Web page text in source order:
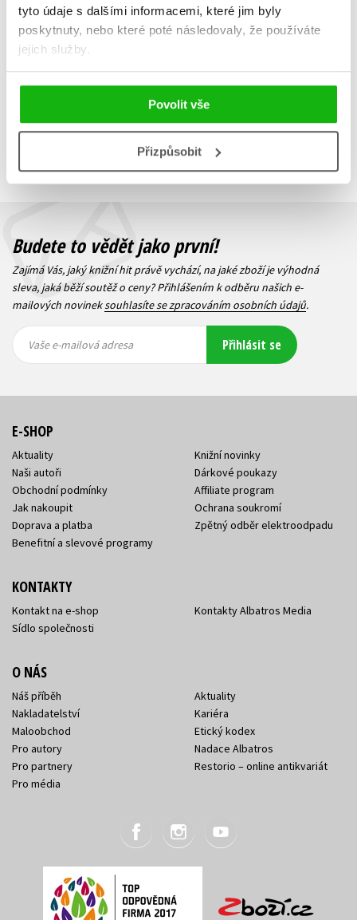
tyto údaje s dalšími informacemi, které jim byly
poskytnuty, nebo které poté následovaly, že používáte
jejich služby.
Povolit vše
Přizpůsobit
263 Kč329 Kč
Zobraz záznamů
Zobrazuji 1 až 1 z celkem 1 záznamů
Předchozí 1 Další
Budete to vědět jako první!
Zajímá Vás, jaký knižní hit právě vychází, na jaké zboží je výhodná
sleva, jaká běží soutěž o ceny? Přihlášením k odběru našich e-
mailových novineksouhlasíte se zpracováním osobních údajů.
mailová
mailová
Vaše e-mailová adresa Přihlásit se
E-SHOP
Aktuality
Naši autoři
Obchodní podmínky
Jak nakoupit
Doprava a platba
Benefitní a slevové programy
Knižní novinky
Dárkové poukazy
Affiliate program
Ochrana soukromí
Zpětný odběr elektroodpadu
KONTAKTY
Kontakt na e-shop
Sídlo společnosti
Kontakty Albatros Media
O NÁS
Náš příběh
Nakladatelství
Maloobchod
Pro autory
Pro partnery
Pro média
Aktuality
Kariéra
Etický kodex
Nadace Albatros
Restorio – online antikvariát